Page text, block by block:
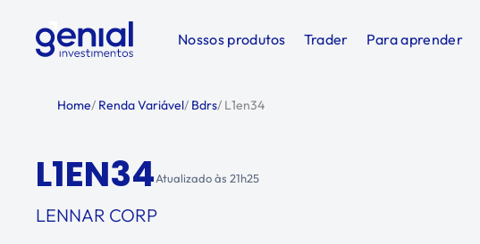
Nossos produtos Trader Para aprender
Home/ Renda Variável/ Bdrs/ L1en34
L1EN34Atualizado às 21h25
LENNAR CORP